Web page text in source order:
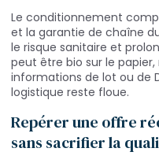
Le conditionnement
et la garantie de chaîne
le risque sanitaire et
peut être bio sur le
informations de lot ou de
logistique reste floue.
Repérer une offre
sans sacrifier la